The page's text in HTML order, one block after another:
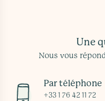
Une
Nous vous
Par téléphone
+33 1 76 42 11 72